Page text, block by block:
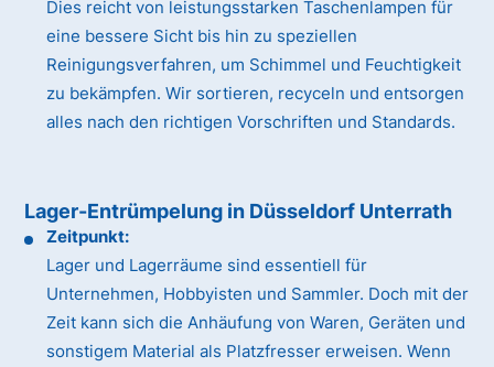
Dies reicht von leistungsstarken Taschenlampen für
eine bessere Sicht bis hin zu speziellen
Reinigungsverfahren, um Schimmel und Feuchtigkeit
zu bekämpfen. Wir sortieren, recyceln und entsorgen
alles nach den richtigen Vorschriften und Standards.
Lager-Entrümpelung in Düsseldorf Unterrath
Zeitpunkt:
Lager und Lagerräume sind essentiell für
Unternehmen, Hobbyisten und Sammler. Doch mit der
Zeit kann sich die Anhäufung von Waren, Geräten und
sonstigem Material als Platzfresser erweisen. Wenn